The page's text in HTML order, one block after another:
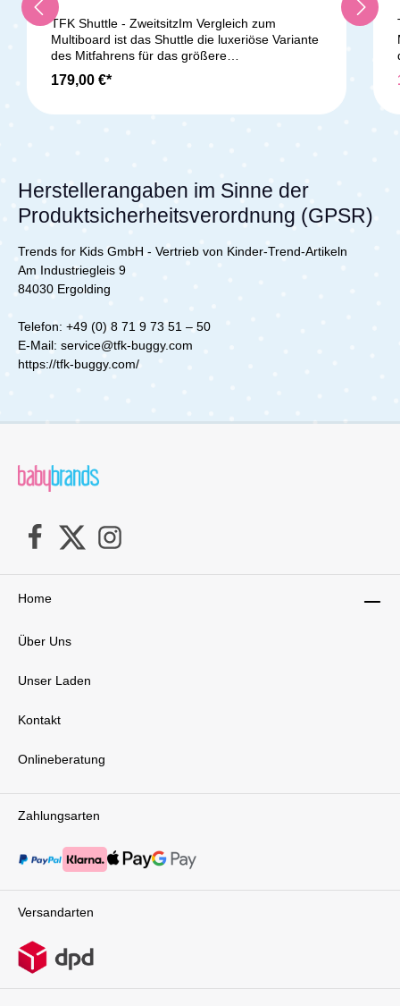
TFK Shuttle - ZweitsitzIm Vergleich zum
Multiboard ist das Shuttle die luxeriöse Variante
des Mitfahrens für das größere
Geschwisterkind. Der Sitz kann mit wenigen
Handgriffen einfach an der Hinterachse des
ihn somit zu einem vollwertigen
gesorgt. Dank der großen Räder ist das Shuttle
auch für lange Strecken gut geeignet. Geeignet
für: TFK Mono 3 TFK Mono 4 Lieferumfang: 1x
179,00 €*
Herstellerangaben im Sinne der
Produktsicherheitsverordnung (GPSR)
Trends for Kids GmbH - Vertrieb von Kinder-Trend-Artikeln
Am Industriegleis 9
84030 Ergolding
Telefon: +49 (0) 8 71 9 73 51 – 50
E‐Mail: service@tfk-buggy.com
https://tfk-buggy.com/
Zahlungsarten
Versandarten
Home
Über Uns
Unser Laden
Kontakt
Onlineberatung